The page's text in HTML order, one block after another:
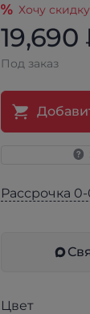
Хочу
19,690
Под заказ
Рассрочка
Цвет